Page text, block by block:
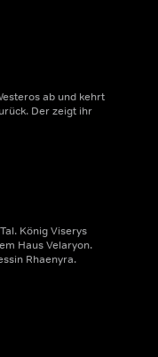
ab und kehrt
Der zeigt ihr
König Viserys
Haus Velaryon.
Rhaenyra.